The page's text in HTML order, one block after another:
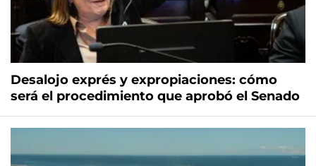
Desalojo exprés y expropiaciones: cómo
será el procedimiento que aprobó el Senado